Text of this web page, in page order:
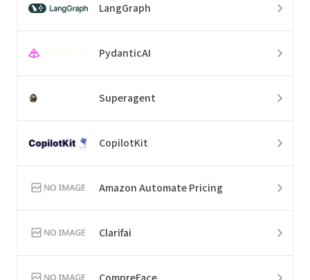
LangGraph
PydanticAI
Superagent
CopilotKit
Amazon Automate Pricing
Clarifai